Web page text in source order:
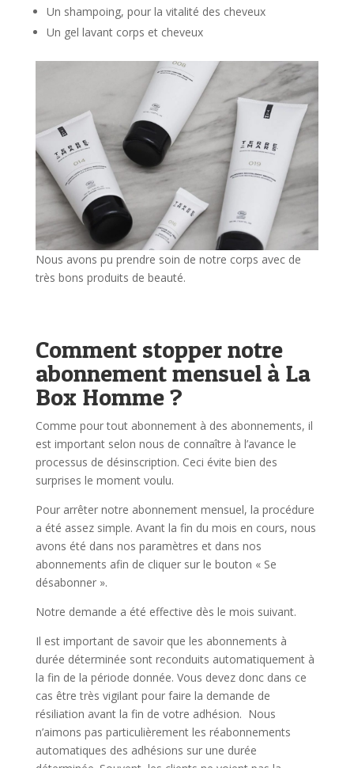
Un shampoing, pour la vitalité des cheveux
Un gel lavant corps et cheveux
Nous avons pu prendre soin de notre corps avec de
très bons produits de beauté.
Comment stopper notre
abonnement mensuel à La
Box Homme ?
Comme pour tout abonnement à des abonnements, il
est important selon nous de connaître à l’avance le
processus de désinscription. Ceci évite bien des
surprises le moment voulu.
Pour arrêter notre abonnement mensuel, la procédure
a été assez simple. Avant la fin du mois en cours, nous
avons été dans nos paramètres et dans nos
abonnements afin de cliquer sur le bouton « Se
désabonner ».
Notre demande a été effective dès le mois suivant.
Il est important de savoir que les abonnements à
durée déterminée sont reconduits automatiquement à
la fin de la période donnée. Vous devez donc dans ce
cas être très vigilant pour faire la demande de
résiliation avant la fin de votre adhésion. Nous
n’aimons pas particulièrement les réabonnements
automatiques des adhésions sur une durée